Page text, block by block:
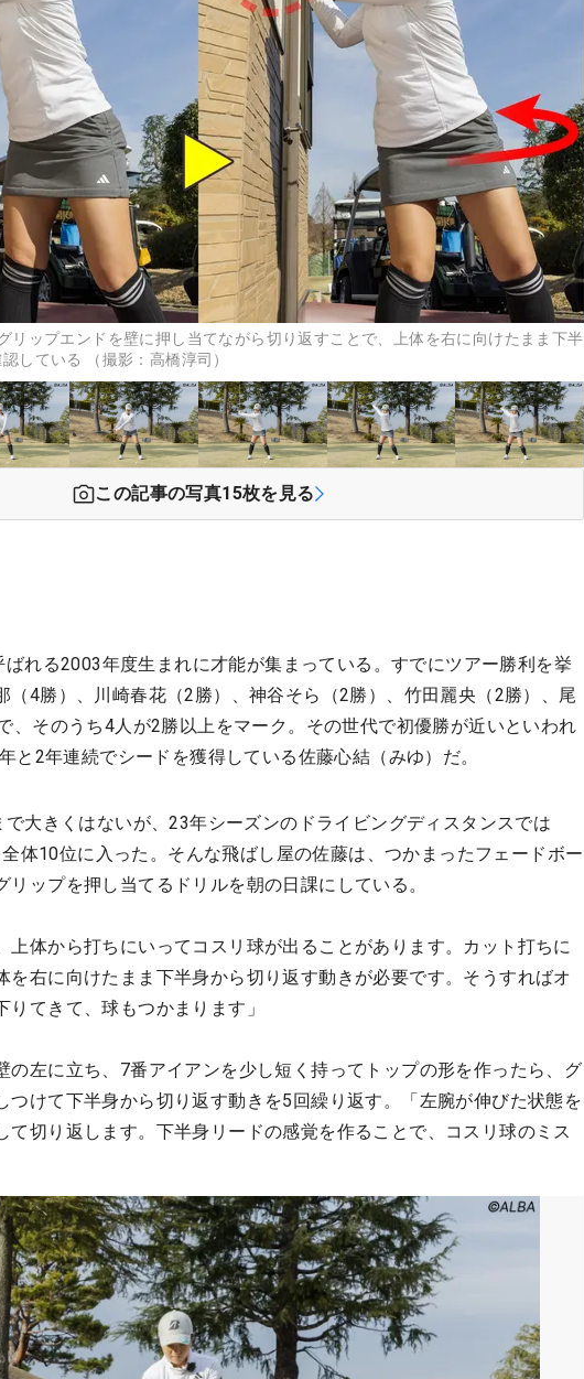
リップエンドを壁に押し当てながら切り返すことで、上体を右に向けたまま下半
している （撮影：高橋淳司）
この記事の写真15枚を見る
ばれる2003年度生まれに才能が集まっている。すでにツアー勝利を挙
（4勝）、川崎春花（2勝）、神谷そら（2勝）、竹田麗央（2勝）、尾
、そのうち4人が2勝以上をマーク。その世代で初優勝が近いといわれ
と2年連続でシードを獲得している佐藤心結（みゆ）だ。
大きくはないが、23年シーズンのドライビングディスタンスでは
体10位に入った。そんな飛ばし屋の佐藤は、つかまったフェードボー
リップを押し当てるドリルを朝の日課にしている。
上体から打ちにいってコスリ球が出ることがあります。カット打ちに
を右に向けたまま下半身から切り返す動きが必要です。そうすればオ
りてきて、球もつかまります」
の左に立ち、7番アイアンを少し短く持ってトップの形を作ったら、グ
つけて下半身から切り返す動きを5回繰り返す。「左腕が伸びた状態を
て切り返します。下半身リードの感覚を作ることで、コスリ球のミス